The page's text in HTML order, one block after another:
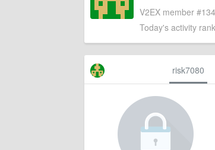
V2EX member
Today's activity rank
risk7080